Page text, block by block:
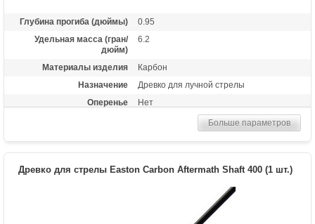
Глубина прогиба (дюймы)
0.95
Удельная масса (гран/
дюйм)
6.2
Материалы изделия
Карбон
Назначение
Древко для лучной стрелы
Оперенье
Нет
Больше параметров
Древко для стрелы Easton Carbon Aftermath Shaft 400 (1 шт.)